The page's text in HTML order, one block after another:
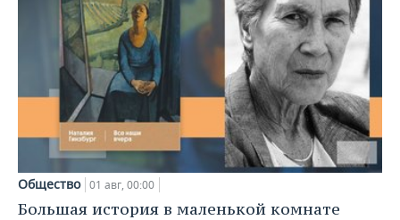
Общество 01 авг, 00:00
Большая история в маленькой комнате